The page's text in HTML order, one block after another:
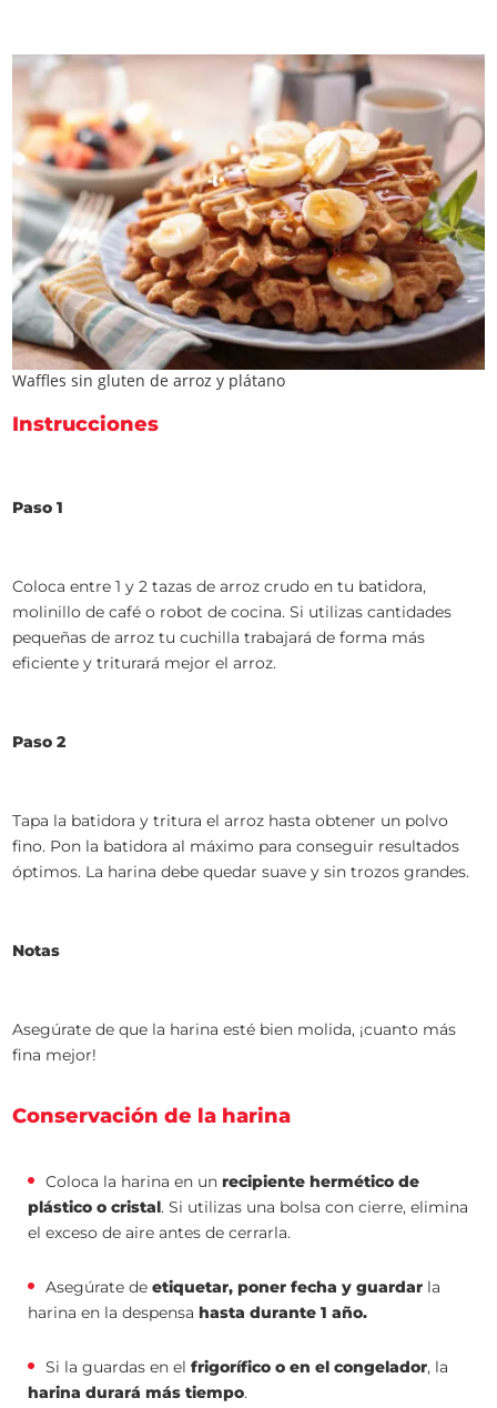
Waffles sin gluten de arroz y plátano
Instrucciones
Paso 1
Coloca entre 1 y 2 tazas de arroz crudo en tu batidora,
molinillo de café o robot de cocina. Si utilizas cantidades
pequeñas de arroz tu cuchilla trabajará de forma más
eficiente y triturará mejor el arroz.
Paso 2
Tapa la batidora y tritura el arroz hasta obtener un polvo
fino. Pon la batidora al máximo para conseguir resultados
óptimos. La harina debe quedar suave y sin trozos grandes.
Notas
Asegúrate de que la harina esté bien molida, ¡cuanto más
fina mejor!
Conservación de la harina
Coloca la harina en unrecipiente hermético de
plástico o cristal. Si utilizas una bolsa con cierre, elimina
el exceso de aire antes de cerrarla.
Asegúrate deetiquetar, poner fecha y guardar la
harina en la despensahasta durante 1 año.
Si la guardas en el frigorífico o en el congelador, la
harina durará más tiempo.